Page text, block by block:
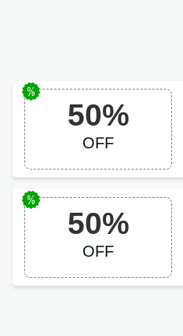
50%
OFF
50%
OFF